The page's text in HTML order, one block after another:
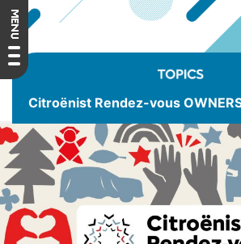
Citroënist Rendez-vous